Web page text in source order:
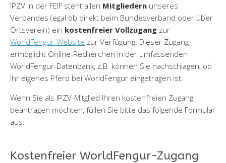
IPZV in der FEIF steht allen Mitgliedern unseres
Verbandes (egal ob direkt beim Bundesverband oder über
Ortsverein) ein kostenfreier Vollzugang zur
WorldFengur-Website zur Verfügung. Dieser Zugang
ermöglicht Online-Recherchen in der umfassenden
WorldFengur-Datenbank, z.B. können Sie nachschlagen, ob
Ihr eigenes Pferd bei WorldFengur eingetragen ist.
Wenn Sie als IPZV-Mitglied Ihren kostenfreien Zugang
beantragen möchten, füllen Sie bitte das folgende Formular
aus:
Kostenfreier WorldFengur-Zugang